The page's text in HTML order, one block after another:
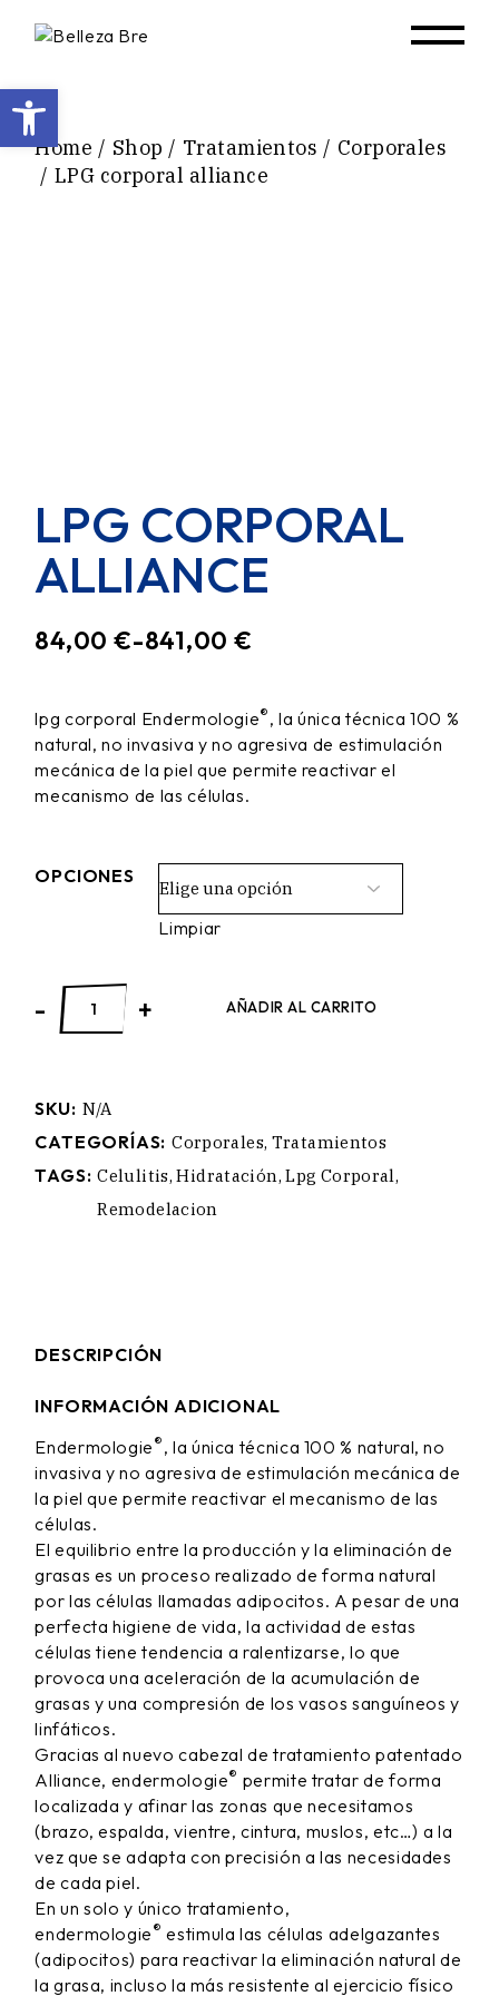
Home Shop Tratamientos
Corporales
LPG corporal alliance
LPG CORPORAL
ALLIANCE
84,00 €-841,00 €
RANGO
DESDE
84,00 €
HASTA
841,00 €
lpg corporal Endermologie® , la única técnica 100 %
natural, no invasiva y no agresiva de estimulación
mecánica de la piel que permite reactivar el
mecanismo de las células.
OPCIONES
Limpiar
LPG corporal alliance quantity
- + AÑADIR AL CARRITO
SKU: N/A
CATEGORÍAS: Corporales, Tratamientos
TAGS: Celulitis,Hidratación,Lpg Corporal,
Remodelacion
DESCRIPCIÓN
INFORMACIÓN ADICIONAL
Endermologie ® , la única técnica 100 % natural, no
invasiva y no agresiva de estimulación mecánica de
la piel que permite reactivar el mecanismo de las
células.
El equilibrio entre la producción y la eliminación de
grasas es un proceso realizado de forma natural
por las células llamadas adipocitos. A pesar de una
perfecta higiene de vida, la actividad de estas
células tiene tendencia a ralentizarse, lo que
provoca una aceleración de la acumulación de
grasas y una compresión de los vasos sanguíneos y
linfáticos.
Gracias al nuevo cabezal de tratamiento patentado
Alliance, endermologie® permite tratar de forma
localizada y afinar las zonas que necesitamos
(brazo, espalda, vientre, cintura, muslos, etc…) a la
vez que se adapta con precisión a las necesidades
de cada piel.
En un solo y único tratamiento,
endermologie ® estimula las células adelgazantes
(adipocitos) para reactivar la eliminación natural de
la grasa, incluso la más resistente al ejercicio físico
Abrir barra de herramientas